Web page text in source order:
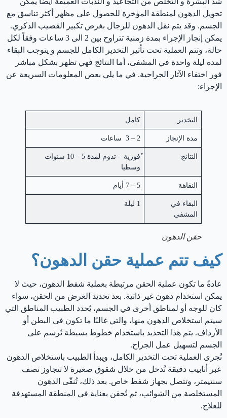
تحويل الدهون لمنطقة المؤخرة للحصول على مظهر أكثر تناسق مع
الجسم. وقد يتم نقل الدهون للرجال بغرض تكبير القضيب الذكري.
يمكن إنجاز الإجراء بمدة زمنية تتراوح بين 2 الى 3 ساعات وفقاً لكل
حالة، وتتم العملية تحت تأثير التخدير الكامل للجسم و يتوجب البقاء
لمدة ليلة واحدة في المشفى، أما النتائج فهي تظهر بشكل مباشر
فور اختفاء الآثار الجراحية. في ما يلي بعض المعلومات السريعة عن
الإجراء:
التخدير كامل
مدة الإنجاز 2 – 3 ساعات
النتائج
ًفورية – تدوم لمدة 5 – 10 سنوات
وسطيا
النقاهة 5 – 7 أيام
البقاء في
المشفى
1 ليلة
حقن الدهون
كيف تتم عملية حقن الدهون؟
عادةً ما تكون عملية الحقن مرتبطة بعملية شفط الدهون، حيث لا
يمكن استخدام دهون غير ذاتية. بعد تحديد الغرض من الحقن، سواء
كان للوجه أو لمناطق أخرى في الجسم، يُحدد الطبيب المناطق التي
سيتم استخلاص الدهون منها، والتي غالبًا ما تكون في البطن أو
الأرداف. يتم هذا التحديد باستخدام خطوط بسيطة تُرسم على
الجسم لتسهيل عمل الجراح.
تُجرى العملية تحت التخدير الكامل، ويبدأ الطبيب باستخلاص الدهون
عبر أنابيب دقيقة تُدخل من خلال شقوق صغيرة لا تتجاوز نصف
سنتيمتر، وتتصل بجهاز شفط خاص. بعد ذلك، تُنقّى الدهون
المستخلصة من الشوائب، ثم تُحقن بعناية في المنطقة المستهدفة
للعلاج.